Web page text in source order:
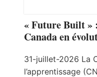
« Future Built »
Canada en
31-juillet-2026 La
l’apprentissage